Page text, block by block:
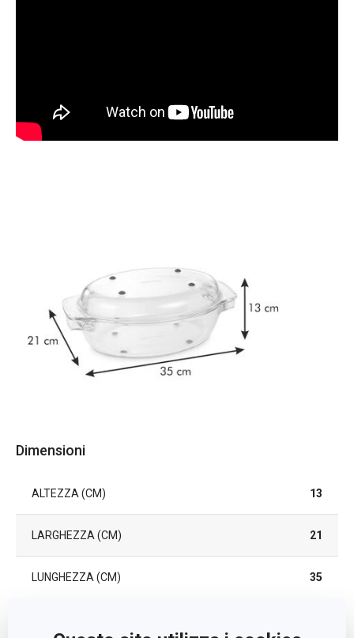
Dimensioni
ALTEZZA (CM) 13
LARGHEZZA (CM) 21
LUNGHEZZA (CM) 35